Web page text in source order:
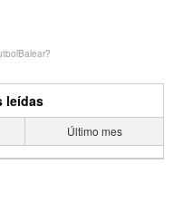
leídas
Último mes